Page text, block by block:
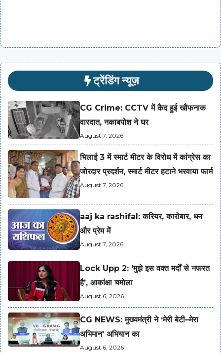
ट्रेंडिंग न्यूज़
CG Crime: CCTV में कैद हुई खौफनाक
वारदात, नकाबपोश ने घर
August 7, 2026
भिलाई 3 में स्मार्ट मीटर के विरोध में कांग्रेस का
जोरदार प्रदर्शन, स्मार्ट मीटर हटाने भरवाया फार्म
August 7, 2026
aaj ka rashifal: करियर, कारोबार, धन
और प्रेम में
August 7, 2026
Lock Upp 2: ‘मुझे इस वक्त मर्दों से नफरत
है’, आकांक्षा चमोला
August 6, 2026
CG NEWS: मुख्यमंत्री ने ‘मेरी बेटी–मेरा
अभिमान’ अभियान का
August 6, 2026